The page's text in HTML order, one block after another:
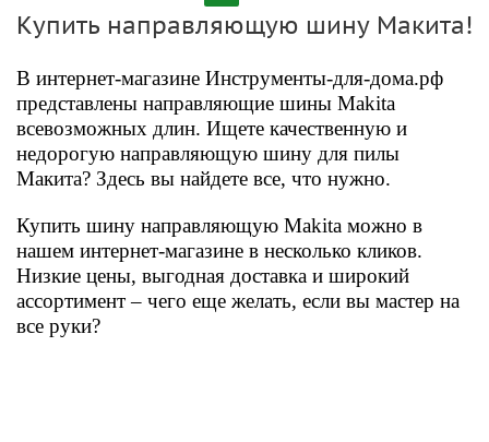
Купить направляющую шину Макита!
В интернет-магазине Инструменты-для-дома.рф
представлены направляющие шины Makita
всевозможных длин. Ищете качественную и
недорогую направляющую шину для пилы
Макита? Здесь вы найдете все, что нужно.
Купить шину направляющую Makita можно в
нашем интернет-магазине в несколько кликов.
Низкие цены, выгодная доставка и широкий
ассортимент – чего еще желать, если вы мастер на
все руки?